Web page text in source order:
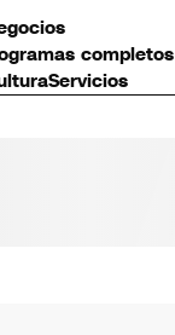
completos
Servicios